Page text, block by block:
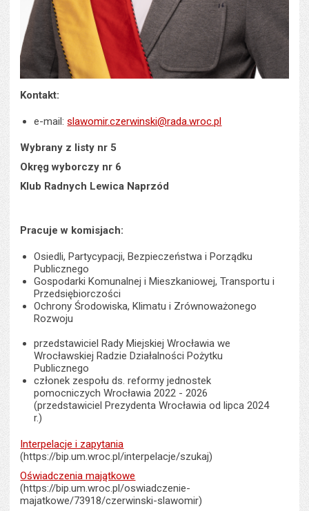
Kontakt:
e-mail:slawomir.czerwinski@rada.wroc.pl
Wybrany z listy nr 5
Okręg wyborczy nr 6
Klub Radnych Lewica Naprzód
Pracuje w komisjach:
Osiedli, Partycypacji, Bezpieczeństwa i Porządku
Publicznego
Gospodarki Komunalnej i Mieszkaniowej, Transportu i
Przedsiębiorczości
Ochrony Środowiska, Klimatu i Zrównoważonego
Rozwoju
przedstawiciel Rady Miejskiej Wrocławia we
Wrocławskiej Radzie Działalności Pożytku
Publicznego
członek zespołu ds. reformy jednostek
pomocniczych Wrocławia 2022 - 2026
(przedstawiciel Prezydenta Wrocławia od lipca 2024
r.)
Interpelacje i zapytania
(https://bip.um.wroc.pl/interpelacje/szukaj)
Oświadczenia majątkowe
(https://bip.um.wroc.pl/oswiadczenie-
majatkowe/73918/czerwinski-slawomir)